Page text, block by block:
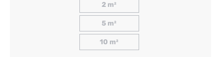
2 m²
5 m²
10 m²